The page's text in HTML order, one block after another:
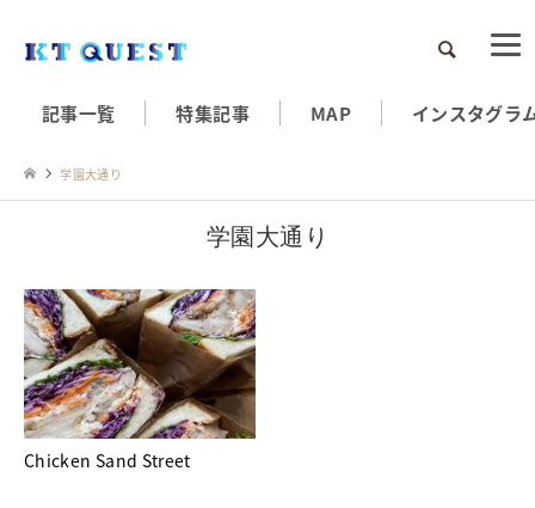
検索
記事一覧 特集記事 MAP インスタグラ
学園大通り
学園大通り
Chicken Sand Street